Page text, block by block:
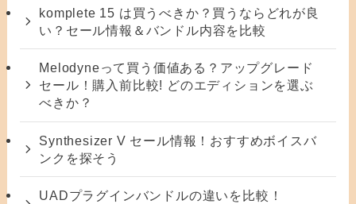
komplete 15 は買うべきか？買うならどれが良
い？セール情報＆バンドル内容を比較
Melodyneって買う価値ある？アップグレード
セール！購入前比較! どのエディションを選ぶ
べきか？
Synthesizer V セール情報！おすすめボイスバ
ンクを探そう
UADプラグインバンドルの違いを比較！